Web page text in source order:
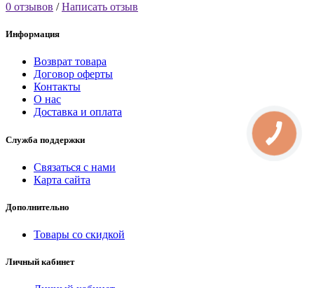
0 отзывов /Написать отзыв
Информация
Возврат товара
Договор оферты
Контакты
О нас
Доставка и оплата
Служба поддержки
Связаться с нами
Карта сайта
Дополнительно
Товары со скидкой
Личный кабинет